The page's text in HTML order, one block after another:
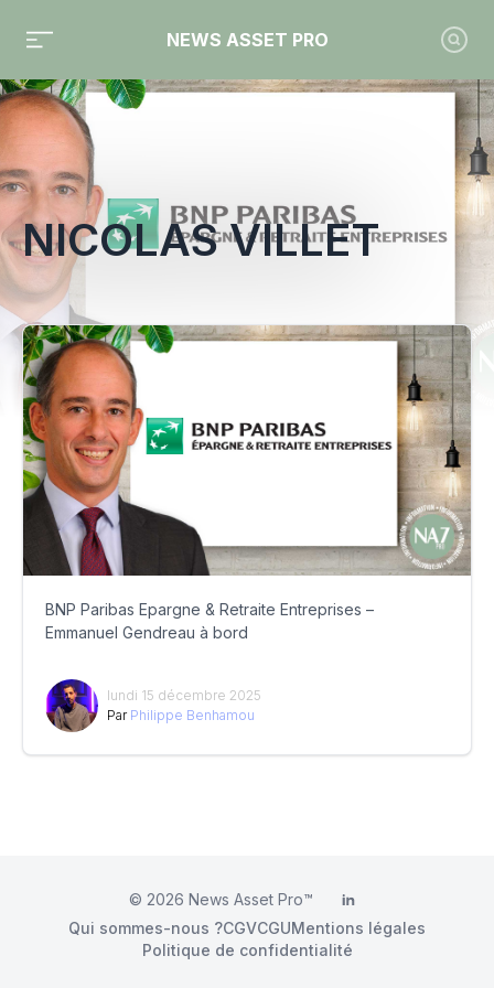
NEWS ASSET PRO
Toute l'actualité sur le tag "Nicolas Villet"
NICOLAS VILLET
BNP Paribas Epargne & Retraite Entreprises –
Emmanuel Gendreau à bord
lundi 15 décembre 2025
Par Philippe Benhamou
© 2026 News Asset Pro™ LinkedIn
Qui sommes-nous ?CGVCGUMentions légales
Politique de confidentialité